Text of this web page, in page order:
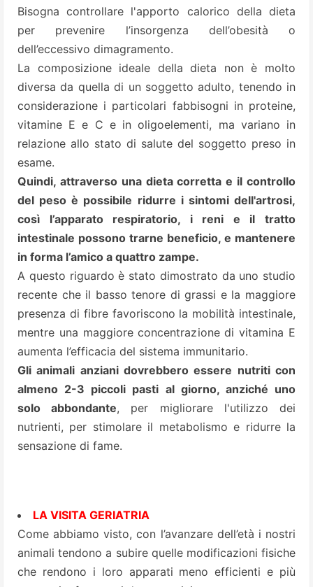
Bisogna controllare l'apporto calorico della dieta
per prevenire l’insorgenza dell’obesità o
dell’eccessivo dimagramento.
La composizione ideale della dieta non è molto
diversa da quella di un soggetto adulto, tenendo in
considerazione i particolari fabbisogni in proteine,
vitamine E e C e in oligoelementi, ma variano in
relazione allo stato di salute del soggetto preso in
esame.
Quindi, attraverso una dieta corretta e il controllo
del peso è possibile ridurre i sintomi dell'artrosi,
così l’apparato respiratorio, i reni e il tratto
intestinale possono trarne beneficio, e mantenere
in forma l’amico a quattro zampe.
A questo riguardo è stato dimostrato da uno studio
recente che il basso tenore di grassi e la maggiore
presenza di fibre favoriscono la mobilità intestinale,
mentre una maggiore concentrazione di vitamina E
aumenta l’efficacia del sistema immunitario.
Gli animali anziani dovrebbero essere nutriti con
almeno 2-3 piccoli pasti al giorno, anziché uno
solo abbondante, per migliorare l'utilizzo dei
nutrienti, per stimolare il metabolismo e ridurre la
sensazione di fame.
LA VISITA GERIATRIA
Come abbiamo visto, con l’avanzare dell’età i nostri
animali tendono a subire quelle modificazioni fisiche
che rendono i loro apparati meno efficienti e più